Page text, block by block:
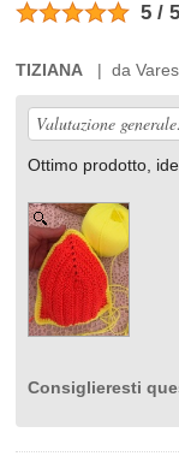
5 / 5
TIZIANA | da
Valutazione
Ottimo prodotto,
Consiglieresti